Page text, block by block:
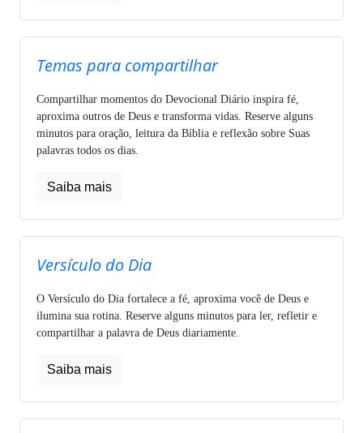
Temas para compartilhar
Compartilhar momentos do Devocional Diário inspira fé,
aproxima outros de Deus e transforma vidas. Reserve alguns
minutos para oração, leitura da Bíblia e reflexão sobre Suas
palavras todos os dias.
Saiba mais
Versículo do Dia
O Versículo do Dia fortalece a fé, aproxima você de Deus e
ilumina sua rotina. Reserve alguns minutos para ler, refletir e
compartilhar a palavra de Deus diariamente.
Saiba mais